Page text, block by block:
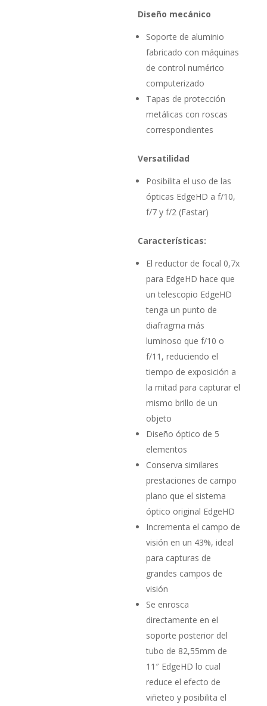
Diseño mecánico
Soporte de aluminio
fabricado con máquinas
de control numérico
computerizado
Tapas de protección
metálicas con roscas
correspondientes
Versatilidad
Posibilita el uso de las
ópticas EdgeHD a f/10,
f/7 y f/2 (Fastar)
Características:
El reductor de focal 0,7x
para EdgeHD hace que
un telescopio EdgeHD
tenga un punto de
diafragma más
luminoso que f/10 o
f/11, reduciendo el
tiempo de exposición a
la mitad para capturar el
mismo brillo de un
objeto
Diseño óptico de 5
elementos
Conserva similares
prestaciones de campo
plano que el sistema
óptico original EdgeHD
Incrementa el campo de
visión en un 43%, ideal
para capturas de
grandes campos de
visión
Se enrosca
directamente en el
soporte posterior del
tubo de 82,55mm de
11″ EdgeHD lo cual
reduce el efecto de
viñeteo y posibilita el